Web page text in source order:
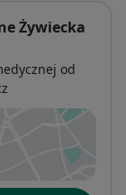
Żywiecka
od
nowej karcie